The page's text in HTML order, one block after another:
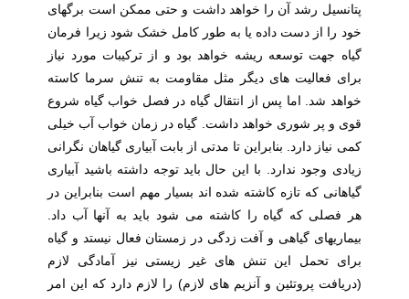
پتانسیل رشد آن را خواهد داشت و حتی ممکن است برگهای
خود را از دست داده یا به طور کامل خشک شود زیرا فرمان
گیاه جهت توسعه ریشه خواهد بود و از ترکیبات مورد نیاز
برای فعالیت های دیگر مثل مقاومت به تنش سرما کاسته
خواهد شد. اما پس از انتقال گیاه در فصل خواب گیاه شروع
قوی و پر شوری خواهد داشت. گیاه در زمان خواب آب خیلی
کمی نیاز دارد. بنابراین تا مدتی از بابت آبیاری گیاهان نگرانی
زیادی وجود ندارد. با این حال باید توجه داشته باشید آبیاری
گیاهانی که تازه کاشته شده اند بسیار مهم است بنابراین در
هر فصلی که گیاه را کاشته می شود باید به آنها آب داد.
بیماریهای گیاهی و آفت زدگی در زمستان فعال نیستد و گیاه
برای تحمل این تنش های غیر زیستی نیز آمادگی لازم
(دریافت پروتئین و آنزیم های لازم) را لازم دارد که این امر